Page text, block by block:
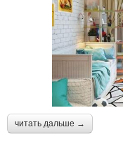
читать дальше →